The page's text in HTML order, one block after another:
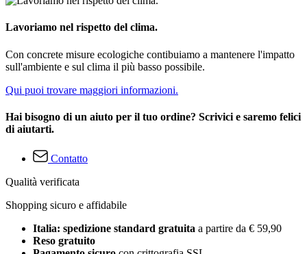
Lavoriamo nel rispetto del clima.
Con concrete misure ecologiche contibuiamo a mantenere l'impatto
sull'ambiente e sul clima il più basso possibile.
Qui puoi trovare maggiori informazioni.
Hai bisogno di un aiuto per il tuo ordine? Scrivici e saremo felici
di aiutarti.
Contatto
Qualità verificata
Shopping sicuro e affidabile
Italia: spedizione standard gratuita a partire da € 59,90
Reso gratuito